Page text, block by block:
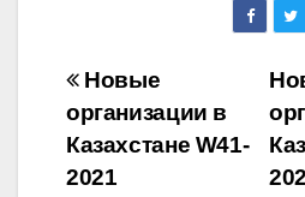
Навигация
по
записям
Новые
организации в
Казахстане W41-
2021